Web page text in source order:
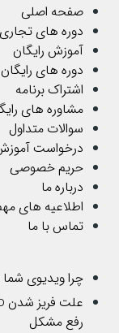
صفحه اصلی
دوره های
آموزش رایگان
دوره های رایگان
اشتراک برنامه
مشاوره های
سوالات متداول
درخواست
حریم خصوصی
درباره ما
اطلاعیه های
تماس با ما
چرا ویدیوی
رفع مشکل